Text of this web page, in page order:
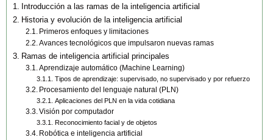
Introducción a las ramas de la inteligencia artificial
Historia y evolución de la inteligencia artificial
Primeros enfoques y limitaciones
Avances tecnológicos que impulsaron nuevas ramas
Ramas de inteligencia artificial principales
Aprendizaje automático (Machine Learning)
Tipos de aprendizaje: supervisado, no supervisado y por refuerzo
Procesamiento del lenguaje natural (PLN)
Aplicaciones del PLN en la vida cotidiana
Visión por computador
Reconocimiento facial y de objetos
Robótica e inteligencia artificial